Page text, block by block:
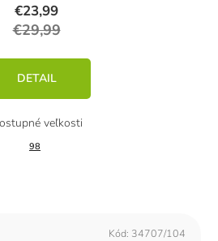
€23,99
€29,99
DETAIL
98
Kód: 34707/104